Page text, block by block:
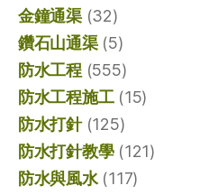
金鐘通渠(32)
鑽石山通渠(5)
防水工程(555)
防水工程施工(15)
防水打針(125)
防水打針教學(121)
防水與風水(117)